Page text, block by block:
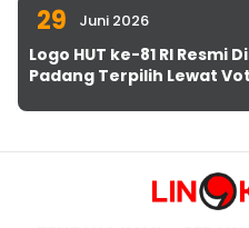
29 Juni 2026
Logo HUT ke-81 RI
Padang Terpilih Lewat